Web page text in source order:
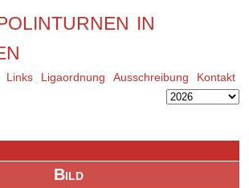
in
Links Ligaordnung Ausschreibung Kontakt
Bild